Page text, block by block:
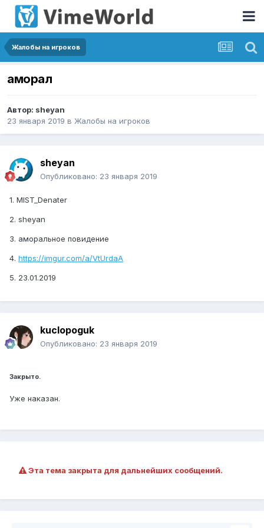
Жалобы на игроков
аморал
Автор: sheyan
23 января 2019 в Жалобы на игроков
sheyan
Опубликовано: 23 января 2019
1. MIST_Denater
2. sheyan
3. аморальное повидение
4. https://imgur.com/a/VtUrdaA
5. 23.01.2019
kuclopoguk
Опубликовано: 23 января 2019
Закрыто.
Уже наказан.
Эта тема закрыта для дальнейших сообщений.